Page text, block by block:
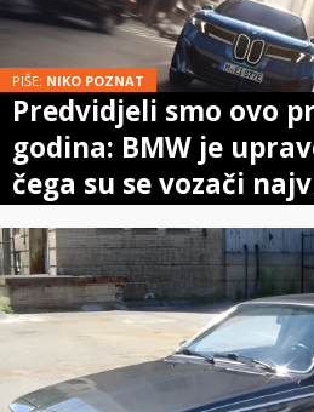
PIŠE: NIKO POZNAT
Predvidjeli smo ovo
godina: BMW je
čega su se vozači